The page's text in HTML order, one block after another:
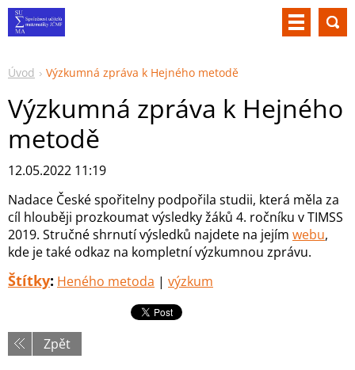
Úvod Výzkumná zpráva k Hejného metodě
Výzkumná zpráva k Hejného
metodě
12.05.2022 11:19
Nadace České spořitelny podpořila studii, která měla za
cíl hlouběji prozkoumat výsledky žáků 4. ročníku v TIMSS
2019. Stručné shrnutí výsledků najdete na jejím webu,
kde je také odkaz na kompletní výzkumnou zprávu.
Štítky: Heného metoda | výzkum
Zpět